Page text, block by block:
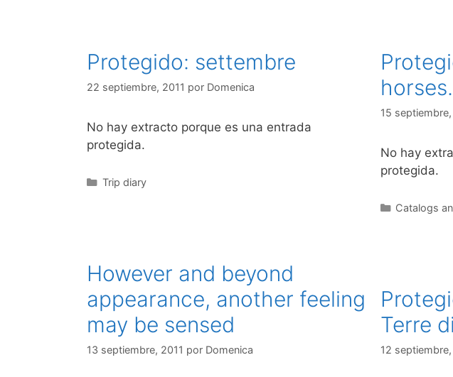
Protegido: settembre
22 septiembre, 2011 por Domenica
No hay extracto porque es una entrada
protegida.
Categorías
Trip diary
15 septiembre,
No hay
protegida.
Categorías
Catalogs
However and beyond
appearance, another feeling
may be sensed
13 septiembre, 2011 por Domenica
Terre
12 septiembre,